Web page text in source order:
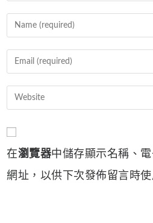
Enter
your
or
username
Enter
your
address
Enter
your
website
(optional)
在瀏覽器中儲存顯示名稱、
網址，以供下次發佈留言時使